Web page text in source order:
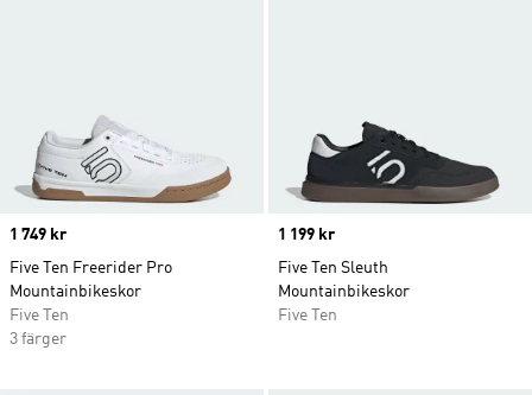
Price
1 749 kr
Five Ten Freerider Pro
Mountainbikeskor
Five Ten
3 färger
Price
1 199 kr
Five Ten Sleuth
Mountainbikeskor
Five Ten